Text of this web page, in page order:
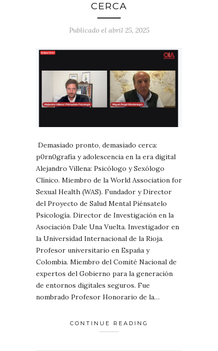
CERCA
Publicado el abril 25, 2025
Demasiado pronto, demasiado cerca:
p0rn0grafía y adolescencia en la era digital
Alejandro Villena: Psicólogo y Sexólogo
Clínico. Miembro de la World Association for
Sexual Health (WAS). Fundador y Director
del Proyecto de Salud Mental Piénsatelo
Psicología. Director de Investigación en la
Asociación Dale Una Vuelta. Investigador en
la Universidad Internacional de la Rioja.
Profesor universitario en España y
Colombia. Miembro del Comité Nacional de
expertos del Gobierno para la generación
de entornos digitales seguros. Fue
nombrado Profesor Honorario de la…
CONTINUE READING